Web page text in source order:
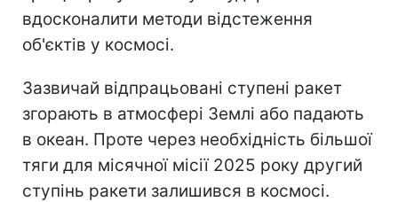
вдосконалити методи відстеження
об'єктів у космосі.
Зазвичай відпрацьовані ступені ракет
згорають в атмосфері Землі або падають
в океан. Проте через необхідність більшої
тяги для місячної місії 2025 року другий
ступінь ракети залишився в космосі.